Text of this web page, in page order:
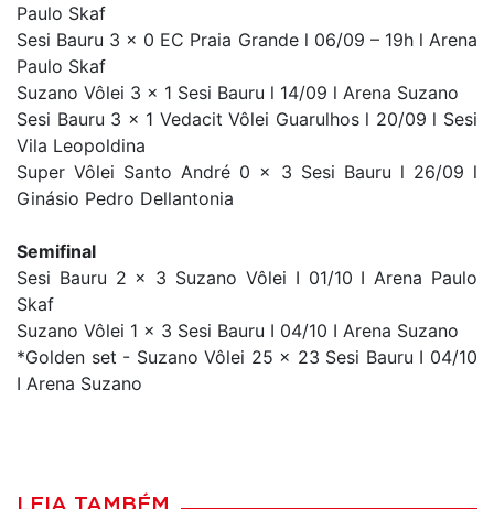
Paulo Skaf
Sesi Bauru 3 x 0 EC Praia Grande l 06/09 – 19h l Arena
Paulo Skaf
Suzano Vôlei 3 x 1 Sesi Bauru l 14/09 l Arena Suzano
Sesi Bauru 3 x 1 Vedacit Vôlei Guarulhos l 20/09 l Sesi
Vila Leopoldina
Super Vôlei Santo André 0 x 3 Sesi Bauru l 26/09 l
Ginásio Pedro Dellantonia
Semifinal
Sesi Bauru 2 x 3 Suzano Vôlei I 01/10 I Arena Paulo
Skaf
Suzano Vôlei 1 x 3 Sesi Bauru I 04/10 I Arena Suzano
*Golden set - Suzano Vôlei 25 x 23 Sesi Bauru I 04/10
I Arena Suzano
LEIA TAMBÉM